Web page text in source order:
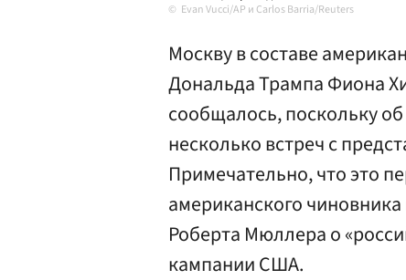
Evan Vucci/AP и Carlos Barria/Reuters
Москву в составе
Дональда Трампа Фиона
сообщалось, поскольку
несколько встреч с
Примечательно, что это
американского
Роберта Мюллера о
кампании США.